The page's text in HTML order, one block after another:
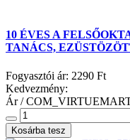
10 ÉVES A
TANÁCS,
Fogyasztói ár: 2290 Ft
Kedvezmény:
Ár /